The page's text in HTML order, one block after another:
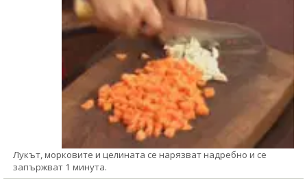
Лукът, морковите и целината се нарязват надребно и се
запържват 1 минута.